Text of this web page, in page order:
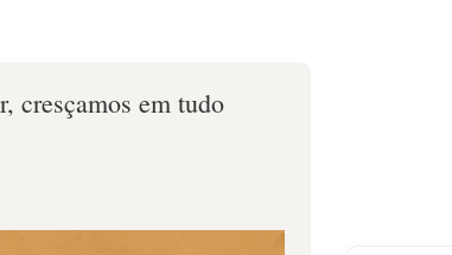
cresçamos em tudo